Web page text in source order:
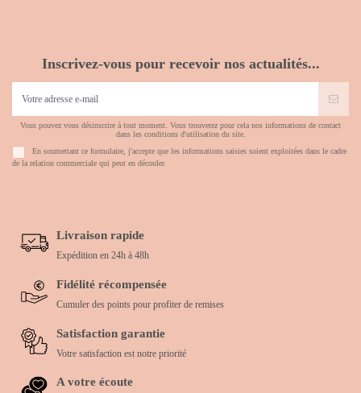
Inscrivez-vous pour recevoir nos actualités...
Vous pouvez vous désinscrire à tout moment. Vous trouverez pour cela nos informations de contact
dans les conditions d'utilisation du site.
En soumettant ce formulaire, j'accepte que les informations saisies soient exploitées dans le cadre
de la relation commerciale qui peut en découler.
Livraison rapide
Expédition en 24h à 48h
Fidélité récompensée
Cumuler des points pour profiter de remises
Satisfaction garantie
Votre satisfaction est notre priorité
A votre écoute